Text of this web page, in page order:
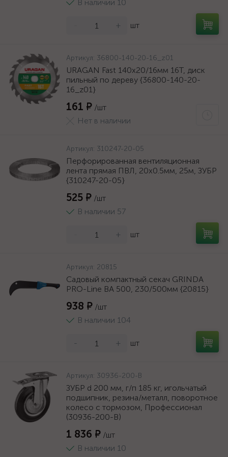
В наличии 10
+ шт
Артикул: 36800-140-20-16_z01
URAGAN Fast 140x20/16мм 16Т, диск
пильный по дереву {36800-140-20-
16_z01}
161 ₽ /шт
Нет в наличии
Артикул: 310247-20-05
Перфорированная вентиляционная
лента прямая ПВЛ, 20х0.5мм, 25м, ЗУБР
{310247-20-05}
525 ₽ /шт
В наличии 57
+ шт
Артикул: 20815
Садовый компактный секач GRINDA
PRO-Line BA 500, 230/500мм {20815}
938 ₽ /шт
В наличии 104
- + шт
Артикул: 30936-200-B
ЗУБР d 200 мм, г/п 185 кг, игольчатый
подшипник, резина/металл, поворотное
колесо c тормозом, Профессионал
(30936-200-B)
1 836 ₽ /шт
В наличии 10